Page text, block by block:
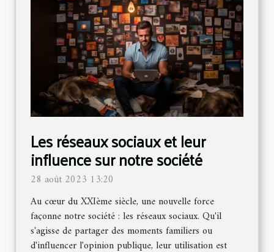
Les réseaux sociaux et leur
influence sur notre société
28 août 2023 13:20
Au cœur du XXIème siècle, une nouvelle force
façonne notre société : les réseaux sociaux. Qu'il
s'agisse de partager des moments familiers ou
d'influencer l'opinion publique, leur utilisation est